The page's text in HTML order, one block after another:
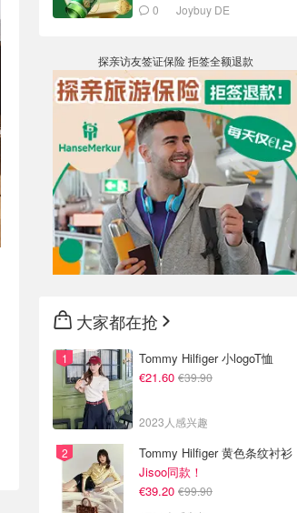
0 Joybuy DE
探亲访友签证保险 拒签全额退款
大家都在抢
Tommy Hilfiger 小logoT恤
€21.60 €39.90
2023人感兴趣
Tommy Hilfiger 黄色条纹衬衫
Jisoo同款！
€39.20 €99.90